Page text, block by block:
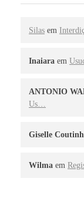
Silas em
Inaiara em
ANTONIO
Us…
Giselle
Wilma em